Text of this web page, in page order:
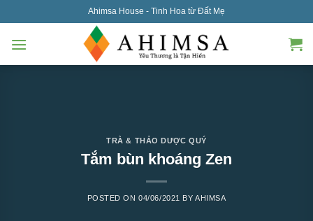
to
content
Ahimsa House - Tinh Hoa từ Đất Mẹ
TRÀ & THẢO DƯỢC QUÝ
Tắm bùn khoáng Zen
POSTED ON04/06/2021 BYAHIMSA